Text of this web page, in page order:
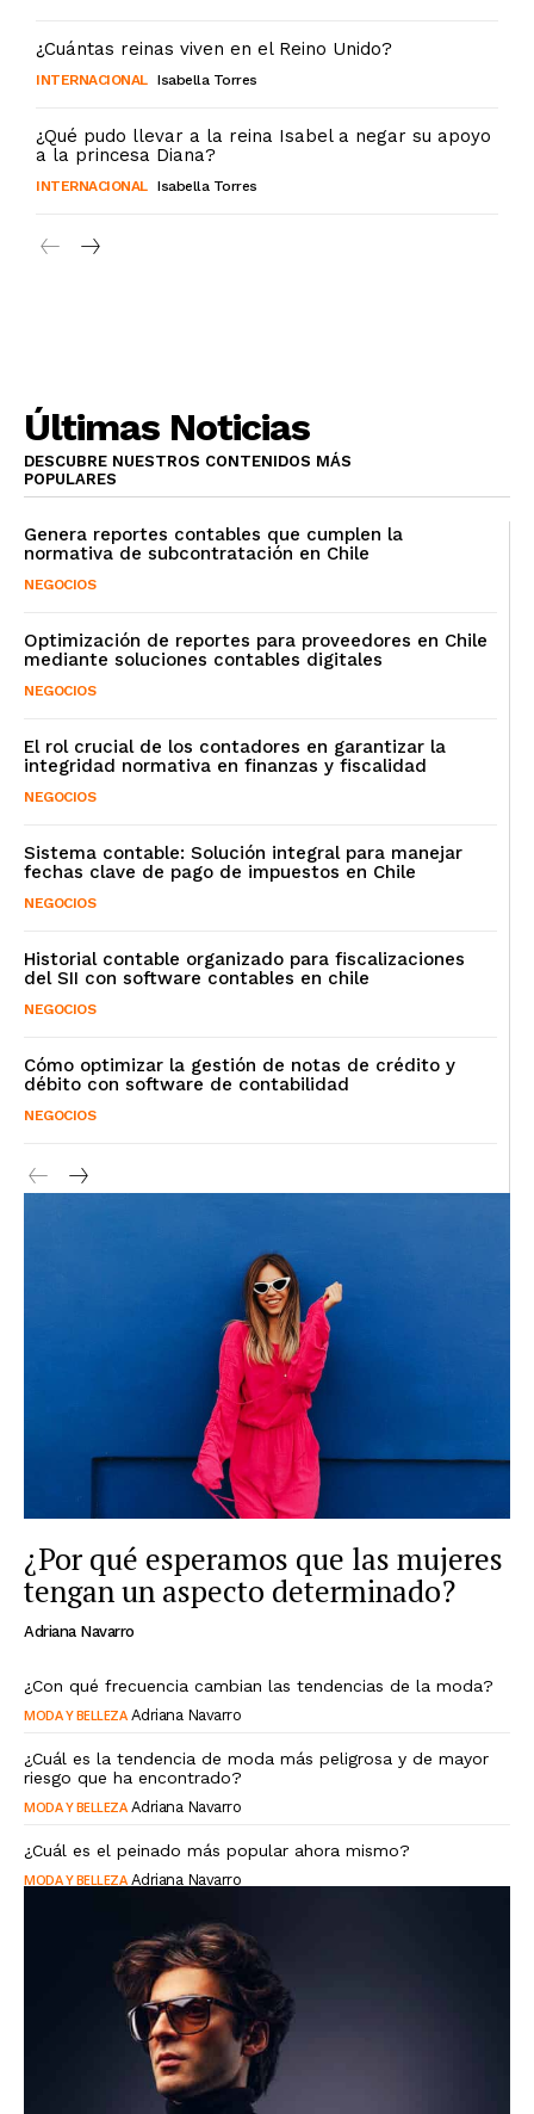
¿Cuántas reinas viven en el Reino Unido?
INTERNACIONAL Isabella Torres
¿Qué pudo llevar a la reina Isabel a negar su apoyo
a la princesa Diana?
INTERNACIONAL Isabella Torres
Últimas Noticias
DESCUBRE NUESTROS CONTENIDOS MÁS
POPULARES
Genera reportes contables que cumplen la
normativa de subcontratación en Chile
NEGOCIOS
Optimización de reportes para proveedores en Chile
mediante soluciones contables digitales
NEGOCIOS
El rol crucial de los contadores en garantizar la
integridad normativa en finanzas y fiscalidad
NEGOCIOS
Sistema contable: Solución integral para manejar
fechas clave de pago de impuestos en Chile
NEGOCIOS
Historial contable organizado para fiscalizaciones
del SII con software contables en chile
NEGOCIOS
Cómo optimizar la gestión de notas de crédito y
débito con software de contabilidad
NEGOCIOS
¿Por qué esperamos que las mujeres
tengan un aspecto determinado?
Adriana Navarro
¿Con qué frecuencia cambian las tendencias de la moda?
MODA Y BELLEZA Adriana Navarro
¿Cuál es la tendencia de moda más peligrosa y de mayor
riesgo que ha encontrado?
MODA Y BELLEZA Adriana Navarro
¿Cuál es el peinado más popular ahora mismo?
MODA Y BELLEZA Adriana Navarro